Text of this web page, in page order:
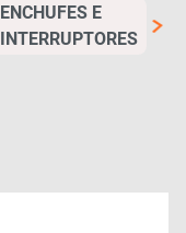
ENCHUFES E
INTERRUPTORES